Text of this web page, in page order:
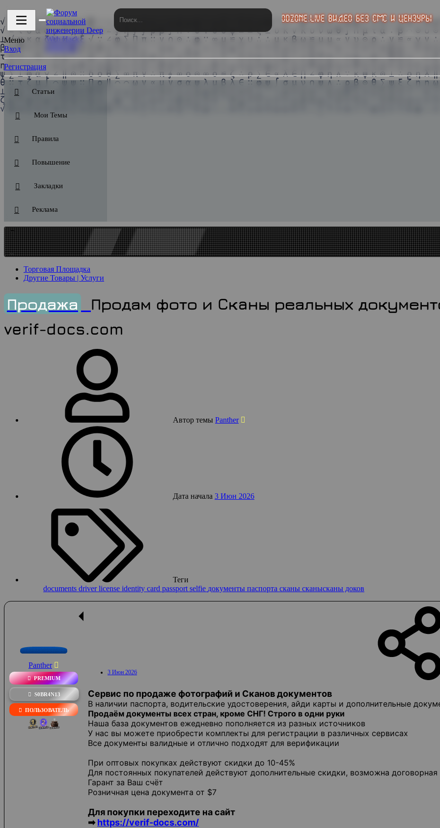
3.0 ⚙ | ОТРИСОВЩИКИ БОЛЬШЕ НЕ НУЖНЫ! 📹 GoodZone.live видео без смс и цензуры ⇶
Меню
Вход
Регистрация
Статьи
Мои Темы
Правила
Повышение
Закладки
Реклама
МЕСТО СВОБОДНО -
Торговая Площадка
Другие Товары | Услуги
Продажа
Продам фото и Cкaны реальных
verif-docs.com
Автор темы Panther
Дата начала 3 Июн 2026
Теги
documents driver license identity card passport selfie документы паспорта сканы сканысканы доков
Panther
PREMIUM
S0BR4N13
ПОЛЬЗОВАТЕЛЬ
3 Июн 2026
Сервис по продаже фотографий и Cкaнoв документов
В наличии паспорта, водительские удостоверения, айди карты и дополнительные
Продаём документы всех стран, кроме СНГ! Строго в одни руки
Наша база документов ежедневно пополняется из разных источников
У нас вы можете приобрести комплекты для регистрации в различных сервисах
Все документы валидные и отлично подходят для верификации
При оптовых покупках действуют скидки до 10-45%
Для постоянных покупателей действуют дополнительные скидки, возможна
Гарант за Ваш счёт
Розничная цена документа от $7
Для покупки переходите на сайт
➡ https://verif-docs.com/